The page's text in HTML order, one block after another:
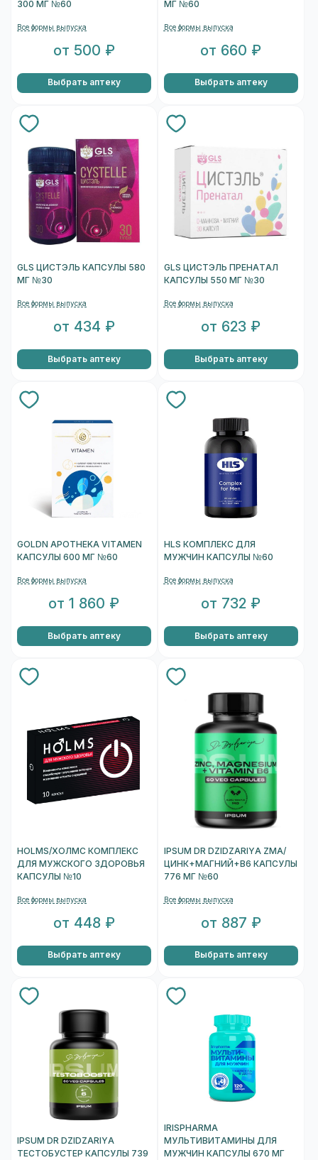
300 МГ №60
Все формы выпуска
от 500 ₽
Выбрать аптеку
МГ №60
Все формы выпуска
от 660 ₽
Выбрать аптеку
GLS ЦИСТЭЛЬ КАПСУЛЫ 580
МГ №30
Все формы выпуска
от 434 ₽
Выбрать аптеку
GLS ЦИСТЭЛЬ ПРЕНАТАЛ
КАПСУЛЫ 550 МГ №30
Все формы выпуска
от 623 ₽
Выбрать аптеку
GOLDN APOTHEKA VITAMEN
КАПСУЛЫ 600 МГ №60
Все формы выпуска
от 1 860 ₽
Выбрать аптеку
HLS КОМПЛЕКС ДЛЯ
МУЖЧИН КАПСУЛЫ №60
Все формы выпуска
от 732 ₽
Выбрать аптеку
HOLMS/ХОЛМС КОМПЛЕКС
ДЛЯ МУЖСКОГО ЗДОРОВЬЯ
КАПСУЛЫ №10
Все формы выпуска
от 448 ₽
Выбрать аптеку
IPSUM DR DZIDZARIYA ZMA/
ЦИНК+МАГНИЙ+B6 КАПСУЛЫ
776 МГ №60
Все формы выпуска
от 887 ₽
Выбрать аптеку
IPSUM DR DZIDZARIYA
ТЕСТОБУСТЕР КАПСУЛЫ 739
IRISPHARMA
МУЛЬТИВИТАМИНЫ ДЛЯ
МУЖЧИН КАПСУЛЫ 670 МГ